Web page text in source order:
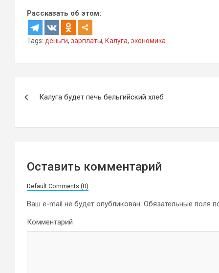
Рассказать об этом:
Tags: деньги, зарплаты, Калуга, экономика
записям
Калуга будет печь бельгийский хлеб
Оставить комментарий
Default Comments (0)
Ваш e-mail не будет опубликован. Обязательные поля
Комментарий